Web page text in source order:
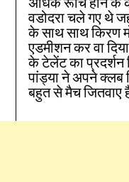
वडोदरा चले गए थे
के साथ साथ किरण
एडमीशन कर वा
के टेलेंट का प्रदर्शन
पांड्या ने अपने
बहुत से मैच जितवाए